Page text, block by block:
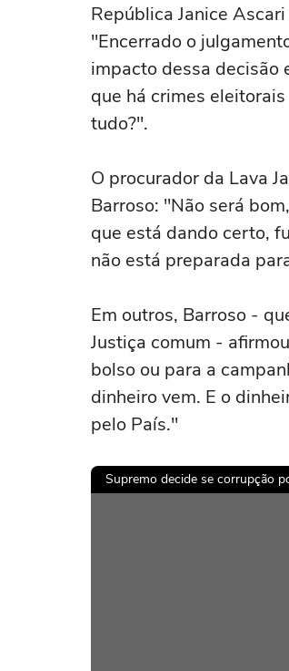
República Janice
"Encerrado o
impacto dessa decisão
que há crimes
tudo?".
O procurador da Lava
Barroso: "Não será
que está dando certo,
não está preparada
Em outros, Barroso -
Justiça comum -
bolso ou para a
dinheiro vem. E o
pelo País."
Supremo decide se corrupção